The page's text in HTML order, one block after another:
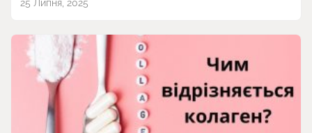
25 Липня, 2025